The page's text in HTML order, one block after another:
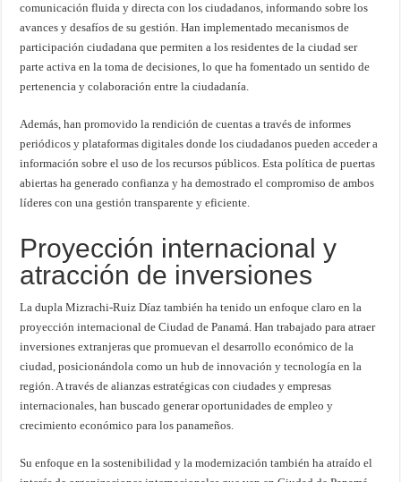
comunicación fluida y directa con los ciudadanos, informando sobre los
avances y desafíos de su gestión. Han implementado mecanismos de
participación ciudadana que permiten a los residentes de la ciudad ser
parte activa en la toma de decisiones, lo que ha fomentado un sentido de
pertenencia y colaboración entre la ciudadanía.
Además, han promovido la rendición de cuentas a través de informes
periódicos y plataformas digitales donde los ciudadanos pueden acceder a
información sobre el uso de los recursos públicos. Esta política de puertas
abiertas ha generado confianza y ha demostrado el compromiso de ambos
líderes con una gestión transparente y eficiente.
Proyección internacional y
atracción de inversiones
La dupla Mizrachi-Ruiz Díaz también ha tenido un enfoque claro en la
proyección internacional de Ciudad de Panamá. Han trabajado para atraer
inversiones extranjeras que promuevan el desarrollo económico de la
ciudad, posicionándola como un hub de innovación y tecnología en la
región. A través de alianzas estratégicas con ciudades y empresas
internacionales, han buscado generar oportunidades de empleo y
crecimiento económico para los panameños.
Su enfoque en la sostenibilidad y la modernización también ha atraído el